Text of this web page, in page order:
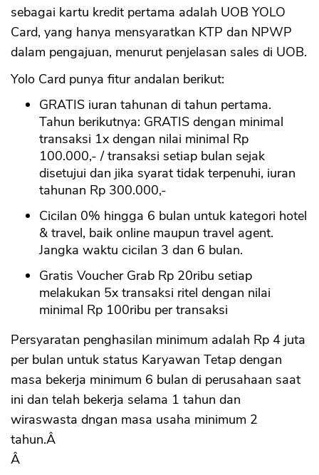
sebagai kartu kredit pertama adalah UOB YOLO
Card, yang hanya mensyaratkan KTP dan NPWP
dalam pengajuan, menurut penjelasan sales di UOB.
Yolo Card punya fitur andalan berikut:
GRATIS iuran tahunan di tahun pertama.
Tahun berikutnya: GRATIS dengan minimal
transaksi 1x dengan nilai minimal Rp
100.000,- / transaksi setiap bulan sejak
disetujui dan jika syarat tidak terpenuhi, iuran
tahunan Rp 300.000,-
Cicilan 0% hingga 6 bulan untuk kategori hotel
& travel, baik online maupun travel agent.
Jangka waktu cicilan 3 dan 6 bulan.
Gratis Voucher Grab Rp 20ribu setiap
melakukan 5x transaksi ritel dengan nilai
minimal Rp 100ribu per transaksi
Persyaratan penghasilan minimum adalah Rp 4 juta
per bulan untuk status Karyawan Tetap dengan
masa bekerja minimum 6 bulan di perusahaan saat
ini dan telah bekerja selama 1 tahun dan
wiraswasta dngan masa usaha minimum 2
tahun.Â
Â
OK
CANCEL